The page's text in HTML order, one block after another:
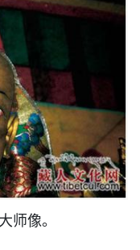
师像。